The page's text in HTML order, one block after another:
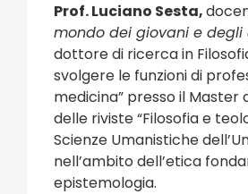
Prof. Luciano Sesta,
mondo dei giovani e
dottore di ricerca in
svolgere le funzioni di
medicina” presso il Master
delle riviste “Filosofia e
Scienze Umanistiche
nell’ambito dell’etica
epistemologia.